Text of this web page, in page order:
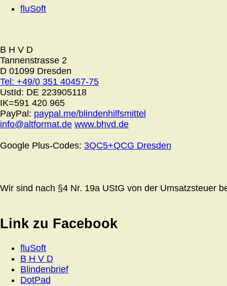
fluSoft
B H V D
Tannenstrasse 2
D 01099 Dresden
Tel: +49/0 351 40457-75
UstId: DE 223905118
IK=591 420 965
PayPal: paypal.me/blindenhilfsmittel
info@altformat.de www.bhvd.de
Google Plus-Codes: 3QC5+QCG Dresden
Wir sind nach §4 Nr. 19a UStG von der Umsatzsteuer
Link zu Facebook
fluSoft
B H V D
Blindenbrief
DotPad